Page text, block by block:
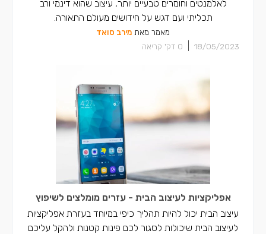
לאלמנטים וחומרים טבעיים יותר, עיצוב שהוא דינמי ורב
תכליתי ועם דגש על חידושים מעולם התאורה.
מאמר מאת מירב סואד
18/05/2023
0 דק' קריאה
אפליקציות לעיצוב הבית - עזרים מומלצים לשיפוץ
עיצוב הבית יכול להיות תהליך כיפי במיוחד בעזרת אפליקציות
לעיצוב הבית שיכולות לסגור לכם פינות קטנות ולהקל עליכם